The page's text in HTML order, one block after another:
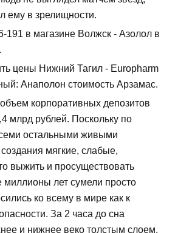
ему в зрелищности.
191 в магазине Волжск - Азолол в
цены Нижний Тагил - Europharm
Анаполон стоимость Арзамас.
корпоративных депозитов
млрд рублей. Поскольку по
остальными живыми
мягкие, слабые,
выжить и просуществовать
миллионы лет сумели просто
ко всему в мире как к
За 2 часа до сна
и нижнее веко толстым слоем.